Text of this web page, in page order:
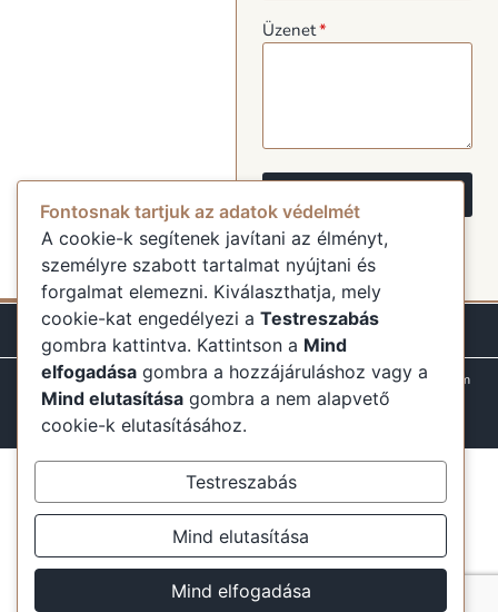
Üzenet
Minden jog fenntartva Minden ami Szállás 2025
Adatvédelem
ÁSZF
GYIK mindenamiszallas.hu@gmail.com
Fontosnak tartjuk az adatok védelmét
A cookie-k segítenek javítani az élményt,
személyre szabott tartalmat nyújtani és
forgalmat elemezni. Kiválaszthatja, mely
cookie-kat engedélyezi a Testreszabás
gombra kattintva. Kattintson a Mind
elfogadása gombra a hozzájáruláshoz vagy a
Mind elutasítása gombra a nem alapvető
cookie-k elutasításához.
Testreszabás
Mind elutasítása
Mind elfogadása